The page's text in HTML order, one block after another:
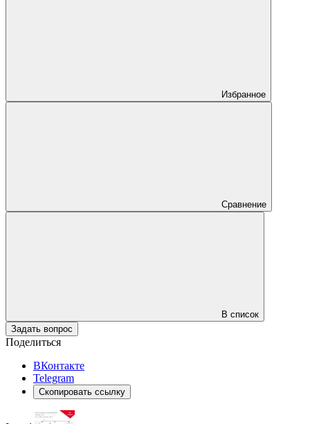
Избранное
Сравнение
В список
Задать вопрос
Поделиться
ВКонтакте
Telegram
Скопировать ссылку